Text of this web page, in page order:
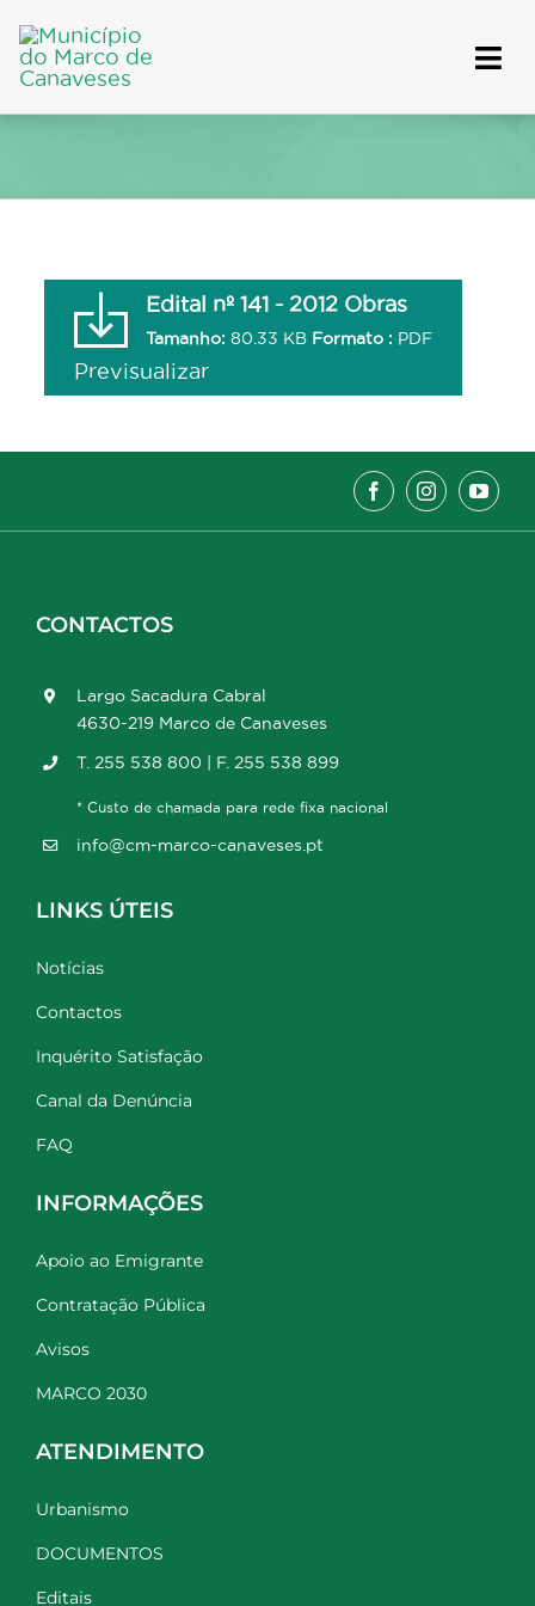
to
content
Edital nº 141 - 2012 Obras
Tamanho: 80.33 KB Formato : PDF
Previsualizar
CONTACTOS
Largo Sacadura Cabral
4630-219 Marco de Canaveses
T. 255 538 800 | F. 255 538 899
* Custo de chamada para rede fixa nacional
info@cm-marco-canaveses.pt
LINKS ÚTEIS
Notícias
Contactos
Inquérito Satisfação
Canal da Denúncia
FAQ
INFORMAÇÕES
Apoio ao Emigrante
Contratação Pública
Avisos
MARCO 2030
ATENDIMENTO
Urbanismo
DOCUMENTOS
Editais